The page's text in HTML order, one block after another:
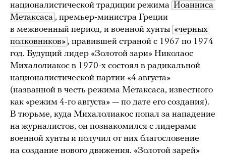
националистической традиции режима Иоанниса
Метаксаса , премьер-министра Греции
в межвоенный период, и военной хунты «черных
полковников» , правившей страной с 1967 по 1974
год. Будущий лидер «Золотой зари» Николаос
Михалолиакос в 1970-х состоял в радикальной
националистической партии «4 августа»
(названной в честь режима Метаксаса, известного
как «режим 4-го августа» — по дате его создания).
В тюрьме, куда Михалолиакос попал за нападение
на журналистов, он познакомился с лидерами
военной хунты и получил от них благословение
на создание нового движения. «Золотой зарей»